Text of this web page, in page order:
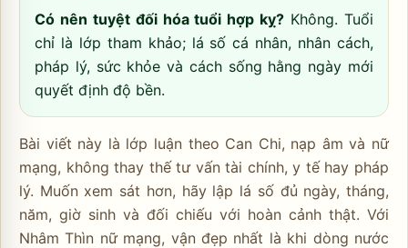
Có nên tuyệt đối hóa tuổi hợp kỵ? Không. Tuổi
chỉ là lớp tham khảo; lá số cá nhân, nhân cách,
pháp lý, sức khỏe và cách sống hằng ngày mới
quyết định độ bền.
Bài viết này là lớp luận theo Can Chi, nạp âm và nữ
mạng, không thay thế tư vấn tài chính, y tế hay pháp
lý. Muốn xem sát hơn, hãy lập lá số đủ ngày, tháng,
năm, giờ sinh và đối chiếu với hoàn cảnh thật. Với
Nhâm Thìn nữ mạng, vận đẹp nhất là khi dòng nước